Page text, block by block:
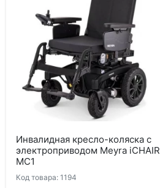
Инвалидная кресло-коляска с
электроприводом Meyra iCHAIR
MC1
Код товара: 1194